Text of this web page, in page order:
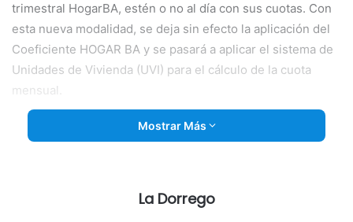
trimestral HogarBA, estén o no al día con sus cuotas. Con
esta nueva modalidad, se deja sin efecto la aplicación del
Coeficiente HOGAR BA y se pasará a aplicar el sistema de
Unidades de Vivienda (UVI) para el cálculo de la cuota
mensual.
Una Unidad de Vivienda (UVI) es una unidad de cuenta
inversión. Diseñadas por el Banco Central (BCRA), 1.000
UVIs equivalen al costo de construcción de un metro
Mostrar Más
La Dorrego